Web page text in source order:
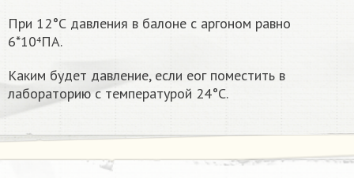
При 12°С давления в балоне с аргоном равно
6*10⁴ПА.
Каким будет давление, если еог поместить в
лабораторию с температурой 24°С.